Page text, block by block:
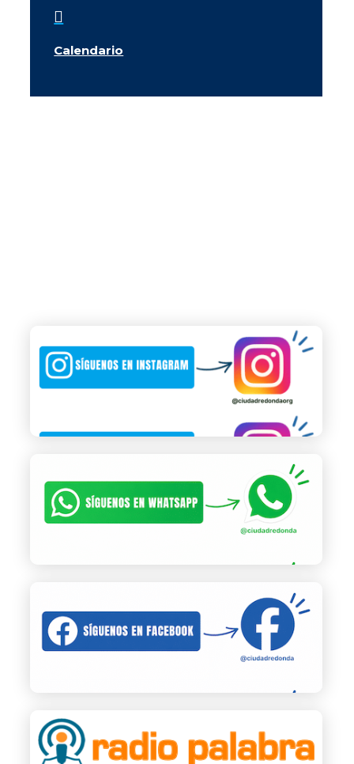

Calendario